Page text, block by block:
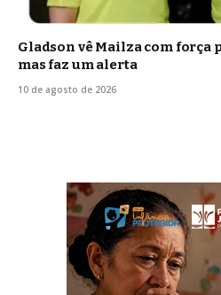
Gladson vê Mailza com força
mas faz um alerta
10 de agosto de 2026